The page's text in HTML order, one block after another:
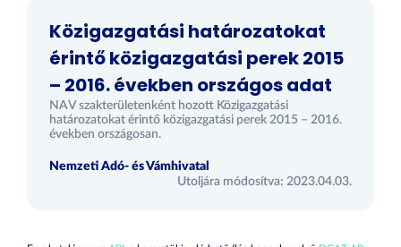
Közigazgatási határozatokat
érintő közigazgatási perek 2015
– 2016. években országos adat
NAV szakterületenként hozott Közigazgatási
határozatokat érintő közigazgatási perek 2015 – 2016.
években országosan.
Nemzeti Adó- és Vámhivatal
Utoljára módosítva: 2023.04.03.